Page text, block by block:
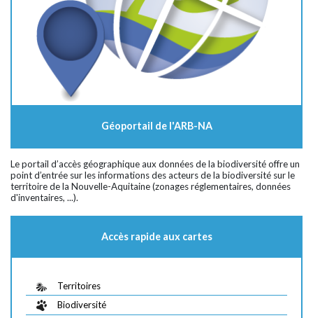
Géoportail de l'ARB-NA
Le portail d’accès géographique aux données de la biodiversité offre un
point d’entrée sur les informations des acteurs de la biodiversité sur le
territoire de la Nouvelle-Aquitaine (zonages réglementaires, données
d'inventaires, ...).
Accès rapide aux cartes
Territoires
Biodiversité